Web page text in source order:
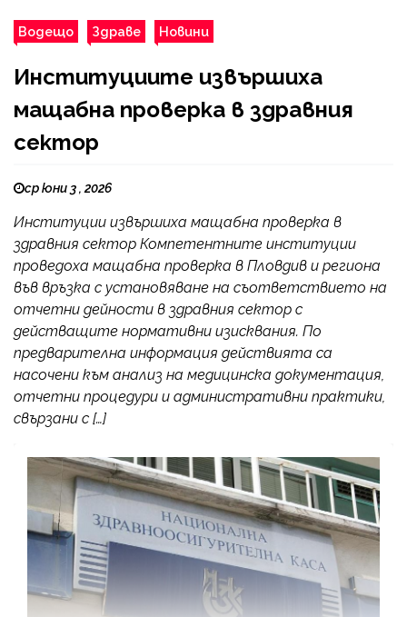
Водещо Здраве Новини
Институциите извършиха
мащабна проверка в здравния
сектор
ср юни 3 , 2026
Институции извършиха мащабна проверка в
здравния сектор Компетентните институции
проведоха мащабна проверка в Пловдив и региона
във връзка с установяване на съответствието на
отчетни дейности в здравния сектор с
действащите нормативни изисквания. По
предварителна информация действията са
насочени към анализ на медицинска документация,
отчетни процедури и административни практики,
свързани с […]